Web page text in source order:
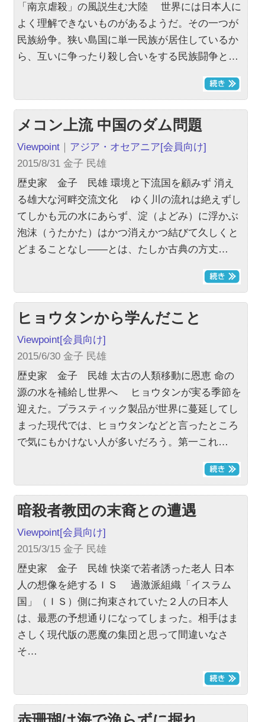
「南京虐殺」の風説生む大陸 世界には日本人に
よく理解できないものがあるようだ。その一つが
民族紛争。狭い島国に単一民族が居住しているか
ら、互いに争ったり殺し合いをする民族闘争と…
メコン上流 中国のダム問題
Viewpoint ｜ アジア・オセアニア[会員向け]
2015/8/31 金子 民雄
歴史家 金子 民雄 環境と下流国を顧みず 消え
る雄大な河畔交流文化 ゆく川の流れは絶えずし
てしかも元の水にあらず、淀（よどみ）に浮かぶ
泡沫（うたかた）はかつ消えかつ結びて久しくと
どまることなし――とは、たしか古典の方丈…
ヒョウタンから学んだこと
Viewpoint[会員向け]
2015/6/30 金子 民雄
歴史家 金子 民雄 太古の人類移動に恩恵 命の
源の水を補給し世界へ ヒョウタンが実る季節を
迎えた。プラスティック製品が世界に蔓延してし
まった現代では、ヒョウタンなどと言ったところ
で気にもかけない人が多いだろう。第一これ…
暗殺者教団の末裔との遭遇
Viewpoint[会員向け]
2015/3/15 金子 民雄
歴史家 金子 民雄 快楽で若者誘った老人 日本
人の想像を絶するＩＳ 過激派組織「イスラム
国」（ＩＳ）側に拘束されていた２人の日本人
は、最悪の予想通りになってしまった。相手はま
さしく現代版の悪魔の集団と思って間違いなさ
そ…